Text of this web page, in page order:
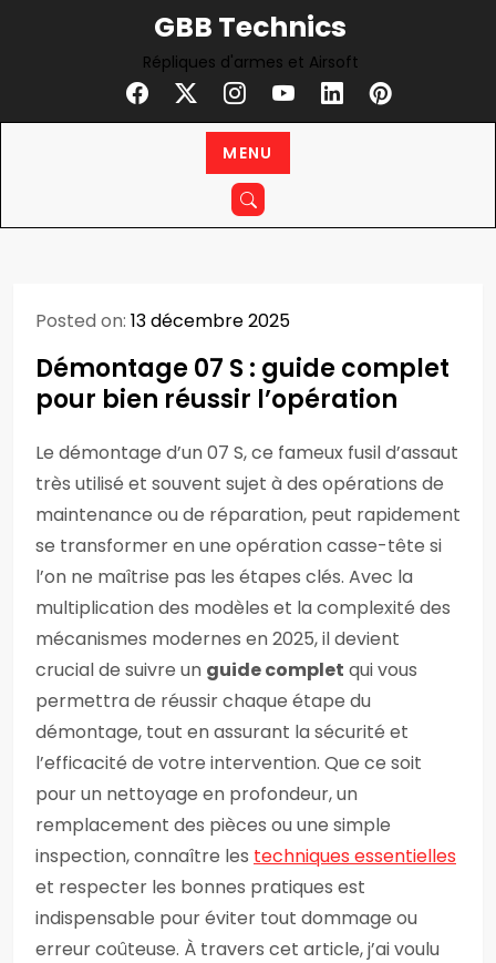
GBB Technics
Répliques d'armes et Airsoft
MENU
Posted on: 13 décembre 2025
Démontage 07 S : guide complet
pour bien réussir l’opération
Le démontage d’un 07 S, ce fameux fusil d’assaut
très utilisé et souvent sujet à des opérations de
maintenance ou de réparation, peut rapidement
se transformer en une opération casse-tête si
l’on ne maîtrise pas les étapes clés. Avec la
multiplication des modèles et la complexité des
mécanismes modernes en 2025, il devient
crucial de suivre un guide complet qui vous
permettra de réussir chaque étape du
démontage, tout en assurant la sécurité et
l’efficacité de votre intervention. Que ce soit
pour un nettoyage en profondeur, un
remplacement des pièces ou une simple
inspection, connaître les techniques essentielles
et respecter les bonnes pratiques est
indispensable pour éviter tout dommage ou
erreur coûteuse. À travers cet article, j’ai voulu